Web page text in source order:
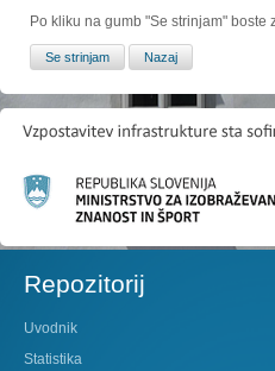
Po kliku na gumb "Se strinjam" boste
Repozitorij
Uvodnik
Statistika